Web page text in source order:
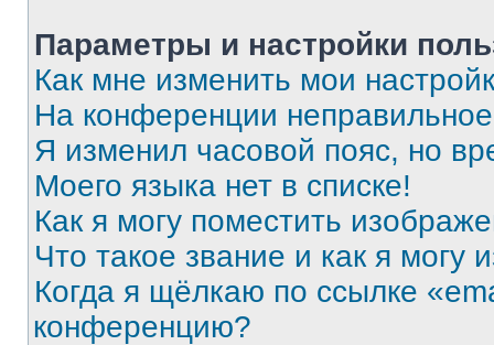
Параметры и настройки
Как мне изменить мои
На конференции
Я изменил часовой пояс, но
Моего языка нет в списке!
Как я могу поместить
Что такое звание и как я могу
Когда я щёлкаю по ссылке
конференцию?